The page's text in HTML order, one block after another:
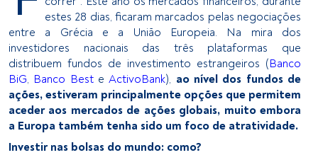
estes 28 dias, ficaram marcados pelas negociações
entre a Grécia e a União Europeia. Na mira dos
investidores nacionais das três plataformas que
distribuem fundos de investimento estrangeiros (Banco
BiG, Banco BesteActivoBank), ao nível dos fundos de
ações, estiveram principalmente opções que permitem
aceder aos mercados de ações globais, muito embora
a Europa também tenha sido um foco de atratividade.
Investir nas bolsas do mundo: como?